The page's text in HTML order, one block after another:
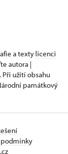
a texty licenci
autora |
Při užití obsahu
památkový